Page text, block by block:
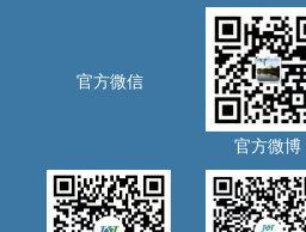
官方微信
官方微博